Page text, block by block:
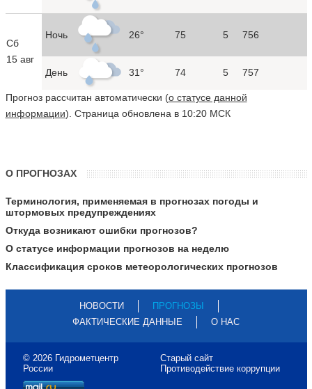
Сб
15 авг
Ночь 26° 75 5 756
День 31° 74 5 757
Прогноз рассчитан автоматически (о статусе данной
информации). Страница обновлена в 10:20 МСК
О ПРОГНОЗАХ
Терминология, применяемая в прогнозах погоды и
штормовых предупреждениях
Откуда возникают ошибки прогнозов?
О статусе информации прогнозов на неделю
Классификация сроков метеорологических прогнозов
НОВОСТИ
ПРОГНОЗЫ
ФАКТИЧЕСКИЕ ДАННЫЕ
О НАС
© 2026 Гидрометцентр
России
Старый сайт
Противодействие коррупции